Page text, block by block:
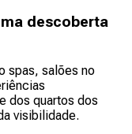
descoberta
spas, salões no
dos quartos dos
visibilidade.